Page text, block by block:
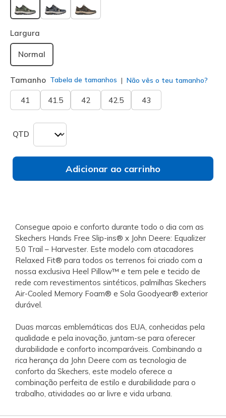
selecionado
Largura
Normal
Tamanho Tabela de tamanhos Não vês o teu tamanho?
41 41.5 42 42.5 43
QTD
Adicionar ao carrinho
Consegue apoio e conforto durante todo o dia com as
Skechers Hands Free Slip-ins® x John Deere: Equalizer
5.0 Trail – Harvester. Este modelo com atacadores
Relaxed Fit® para todos os terrenos foi criado com a
nossa exclusiva Heel Pillow™ e tem pele e tecido de
rede com revestimentos sintéticos, palmilhas Skechers
Air-Cooled Memory Foam® e Sola Goodyear® exterior
durável.
Duas marcas emblemáticas dos EUA, conhecidas pela
qualidade e pela inovação, juntam-se para oferecer
durabilidade e conforto incomparáveis. Combinando a
rica herança da John Deere com as tecnologia de
conforto da Skechers, este modelo oferece a
combinação perfeita de estilo e durabilidade para o
trabalho, atividades ao ar livre e vida urbana.